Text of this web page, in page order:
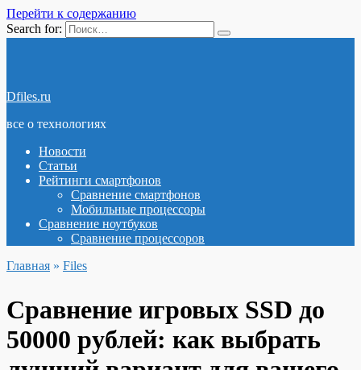
Перейти к содержанию
Search for:
Dfiles.ru
все о технологиях
Новости
Статьи
Рейтинги смартфонов
Сравнение смартфонов
Мобильные процессоры
Сравнение ноутбуков
Сравнение процессоров
Главная » Files
Сравнение игровых SSD до
50000 рублей: как выбрать